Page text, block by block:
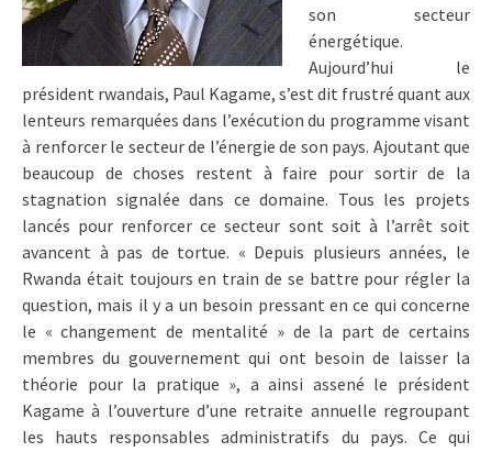
son secteur
énergétique.
Aujourd’hui le
président rwandais, Paul Kagame, s’est dit frustré quant aux
lenteurs remarquées dans l’exécution du programme visant
à renforcer le secteur de l’énergie de son pays. Ajoutant que
beaucoup de choses restent à faire pour sortir de la
stagnation signalée dans ce domaine. Tous les projets
lancés pour renforcer ce secteur sont soit à l’arrêt soit
avancent à pas de tortue. « Depuis plusieurs années, le
Rwanda était toujours en train de se battre pour régler la
question, mais il y a un besoin pressant en ce qui concerne
le « changement de mentalité » de la part de certains
membres du gouvernement qui ont besoin de laisser la
théorie pour la pratique », a ainsi assené le président
Kagame à l’ouverture d’une retraite annuelle regroupant
les hauts responsables administratifs du pays. Ce qui